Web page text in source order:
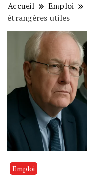
Accueil Emploi
étrangères utiles
Emploi